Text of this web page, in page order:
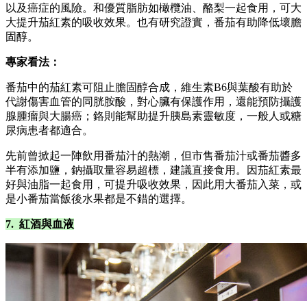
以及癌症的風險。和優質脂肪如橄欖油、酪梨一起食用，可大
大提升茄紅素的吸收效果。也有研究證實，番茄有助降低壞膽
固醇。
專家看法：
番茄中的茄紅素可阻止膽固醇合成，維生素B6與葉酸有助於
代謝傷害血管的同胱胺酸，對心臟有保護作用，還能預防攝護
腺腫瘤與大腸癌；鉻則能幫助提升胰島素靈敏度，一般人或糖
尿病患者都適合。
先前曾掀起一陣飲用番茄汁的熱潮，但市售番茄汁或番茄醬多
半有添加鹽，鈉攝取量容易超標，建議直接食用。因茄紅素最
好與油脂一起食用，可提升吸收效果，因此用大番茄入菜，或
是小番茄當飯後水果都是不錯的選擇。
7. 紅酒與血液